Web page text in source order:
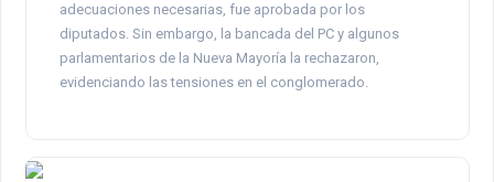
adecuaciones necesarias, fue aprobada por los
diputados. Sin embargo, la bancada del PC y algunos
parlamentarios de la Nueva Mayoría la rechazaron,
evidenciando las tensiones en el conglomerado.